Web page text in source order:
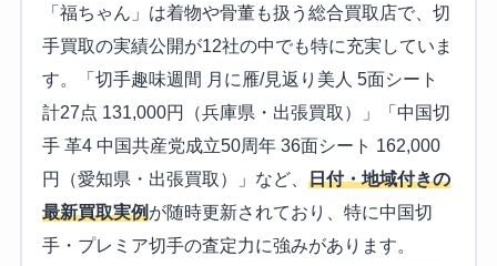
「福ちゃん」は着物や骨董も扱う総合買取店で、切
手買取の実績公開が12社の中でも特に充実していま
す。「切手趣味週間 月に雁/見返り美人 5面シート
計27点 131,000円（兵庫県・出張買取）」「中国切
手 革4 中国共産党成立50周年 36面シート 162,000
円（愛知県・出張買取）」など、 日付・地域付きの
最新買取実例が随時更新されており、特に中国切
手・プレミア切手の査定力に強みがあります。